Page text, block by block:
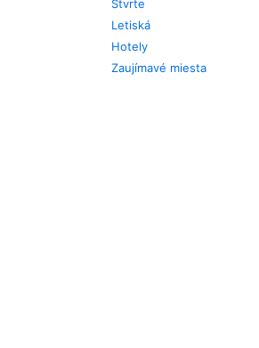
Štvrte
Letiská
Hotely
Zaujímavé miesta